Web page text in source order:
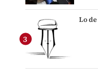
Lo